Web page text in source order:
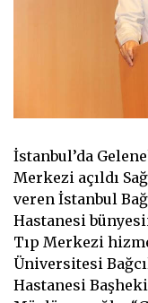
İstanbul’da
Merkezi açıldı
veren İstanbul
Hastanesi
Tıp Merkezi
Üniversitesi
Hastanesi